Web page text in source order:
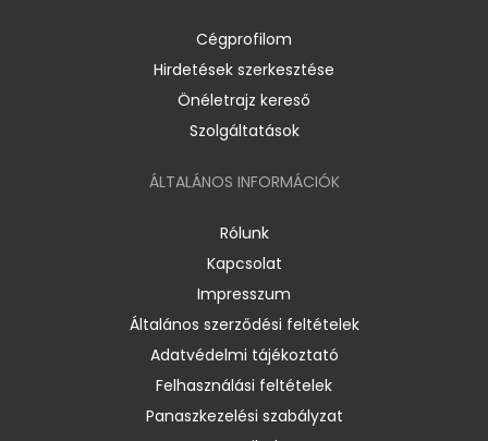
Cégprofilom
Hirdetések szerkesztése
Önéletrajz kereső
Szolgáltatások
ÁLTALÁNOS INFORMÁCIÓK
Rólunk
Kapcsolat
Impresszum
Általános szerződési feltételek
Adatvédelmi tájékoztató
Felhasználási feltételek
Panaszkezelési szabályzat